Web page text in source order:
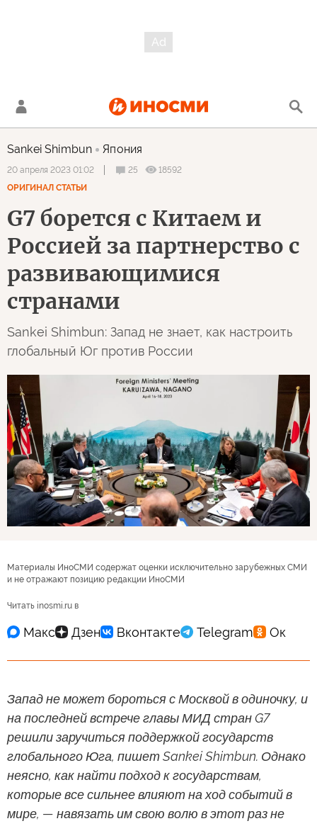
Sankei Shimbun Япония
20 апреля 2023 01:02 25
18592
ОРИГИНАЛ СТАТЬИ
G7 борется с Китаем и
Россией за партнерство с
развивающимися
странами
Sankei Shimbun: Запад не знает, как настроить
глобальный Юг против России
Материалы ИноСМИ содержат оценки исключительно зарубежных СМИ
и не отражают позицию редакции ИноСМИ
Читать inosmi.ru в
Запад не может бороться с Москвой в одиночку, и
на последней встрече главы МИД стран G7
решили заручиться поддержкой государств
глобального Юга, пишет Sankei Shimbun. Однако
неясно, как найти подход к государствам,
которые все сильнее влияют на ход событий в
мире, — навязать им свою волю в этот раз не